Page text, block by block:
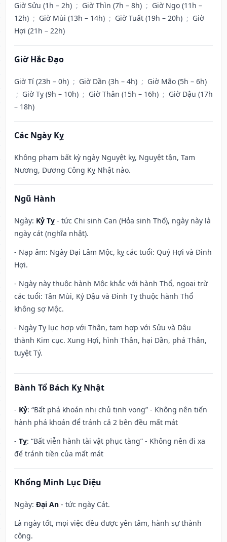
Giờ Sửu (1h – 2h) ; Giờ Thìn (7h – 8h) ; Giờ Ngọ (11h –
12h) ; Giờ Mùi (13h – 14h) ; Giờ Tuất (19h – 20h) ; Giờ
Hợi (21h – 22h)
Giờ Hắc Đạo
Giờ Tí (23h – 0h) ; Giờ Dần (3h – 4h) ; Giờ Mão (5h – 6h)
; Giờ Tỵ (9h – 10h) ; Giờ Thân (15h – 16h) ; Giờ Dậu (17h
– 18h)
Các Ngày Kỵ
Không phạm bất kỳ ngày Nguyệt kỵ, Nguyệt tận, Tam
Nương, Dương Công Kỵ Nhật nào.
Ngũ Hành
Ngày: Kỷ Tỵ - tức Chi sinh Can (Hỏa sinh Thổ), ngày này là
ngày cát (nghĩa nhật).
- Nạp âm: Ngày Đại Lâm Mộc, kỵ các tuổi: Quý Hợi và Đinh
Hợi.
- Ngày này thuộc hành Mộc khắc với hành Thổ, ngoại trừ
các tuổi: Tân Mùi, Kỷ Dậu và Đinh Tỵ thuộc hành Thổ
không sợ Mộc.
- Ngày Tỵ lục hợp với Thân, tam hợp với Sửu và Dậu
thành Kim cục. Xung Hợi, hình Thân, hại Dần, phá Thân,
tuyệt Tý.
Bành Tổ Bách Kỵ Nhật
- Kỷ: “Bất phá khoán nhị chủ tịnh vong” - Không nên tiến
hành phá khoán để tránh cả 2 bên đều mất mát
- Tỵ: “Bất viễn hành tài vật phục tàng” - Không nên đi xa
để tránh tiền của mất mát
Khổng Minh Lục Diệu
Ngày: Đại An - tức ngày Cát.
Là ngày tốt, mọi việc đều được yên tâm, hành sự thành
công.